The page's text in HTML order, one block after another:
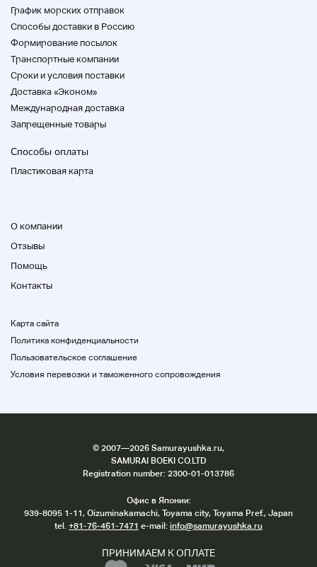
после торгов.
● За исключением части, мы в основном
обрабатываем использованные продукты. такие
как мелкие царапины, грязь и ухудшение
виду, что есть грязь, которую нельзя удалить, и
● Мы ответим на как можно больше
вопросов.
● Пожалуйста, подумайте, что состояние очень
Части
таким целям.
● Мне это нравится, но при входе также есть
ошибка касания и ошибка конверсии. Приоритет
Шаблоны аукциона Ok Mikata (дополнительное
График морских отправок
Способы доставки в Россию
Формирование посылок
Транспортные компании
Cроки и условия поставки
Доставка «Эконом»
Международная доставка
Запрещенные товары
Способы оплаты
Пластиковая карта
О компании
Отзывы
Помощь
Контакты
Карта сайта
Политика конфиденциальности
Пользовательское соглашение
Условия перевозки и таможенного сопровождения
© 2007—2026 Samurayushka.ru,
SAMURAI BOEKI CO.LTD
Registration number: 2300-01-013786
Офис в Японии:
939-8095 1-11, Oizuminakamachi, Toyama city, Toyama Pref., Japan
tel. +81-76-461-7471 e-mail: info@samurayushka.ru
ПРИНИМАЕМ К ОПЛАТЕ